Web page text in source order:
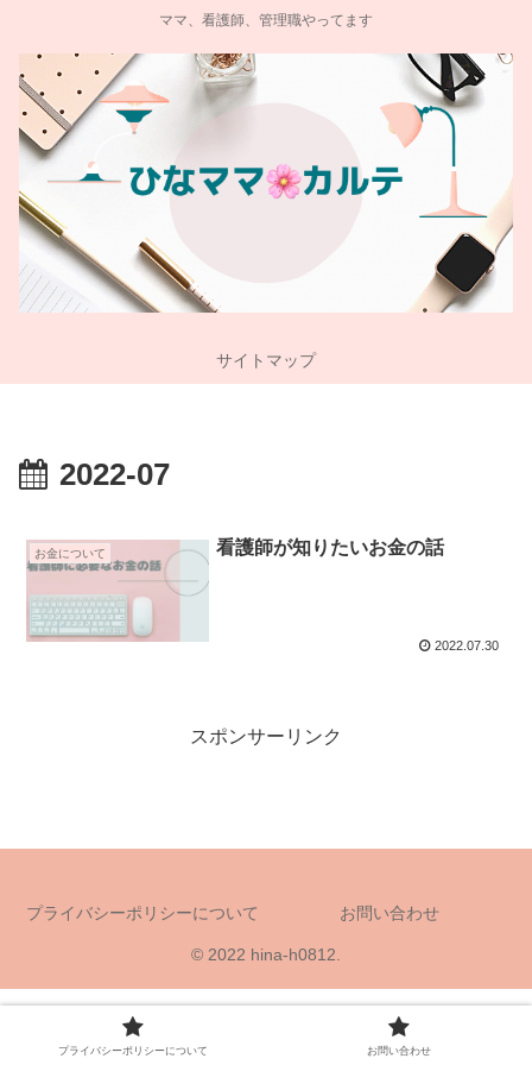
ママ、看護師、管理職やってます
サイトマップ
2022-07
お金について 看護師が知りたいお金の話
2022.07.30
スポンサーリンク
プライバシーポリシーについて お問い合わせ
© 2022 hina-h0812.
プライバシーポリシーについて お問い合わせ